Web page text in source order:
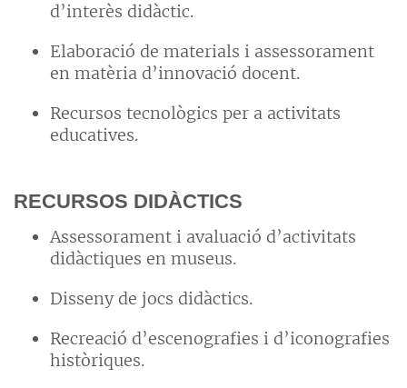
d’interès didàctic.
Elaboració de materials i assessorament
en matèria d’innovació docent.
Recursos tecnològics per a activitats
educatives.
RECURSOS DIDÀCTICS
Assessorament i avaluació d’activitats
didàctiques en museus.
Disseny de jocs didàctics.
Recreació d’escenografies i d’iconografies
històriques.